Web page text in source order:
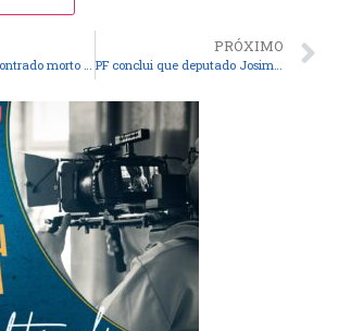
Advogado é encontrado morto dentro de apartamento em São Luís
PRÓXIMO
PF conclui que deputado Josimar de Maranhãozinho cometeu peculato em suposto desvio de emendas de saúde